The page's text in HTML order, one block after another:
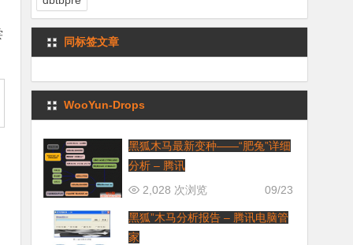
同标签文章
WooYun-Drops
黑狐木马最新变种——“肥兔”详细
分析 – 腾讯
09/23
2,028 次浏览
黑狐”木马分析报告 – 腾讯电脑管
家